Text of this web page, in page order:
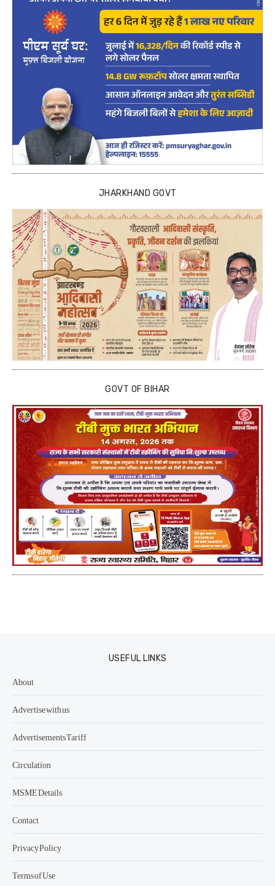
JHARKHAND GOVT
GOVT OF BIHAR
USEFUL LINKS
About
Advertise with us
Advertisements Tariff
Circulation
MSME Details
Contact
Privacy Policy
Terms of Use